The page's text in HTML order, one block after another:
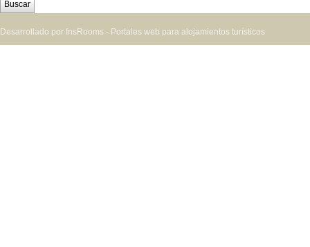
Desarrollado por fnsRooms - Portales web para alojamientos turísticos